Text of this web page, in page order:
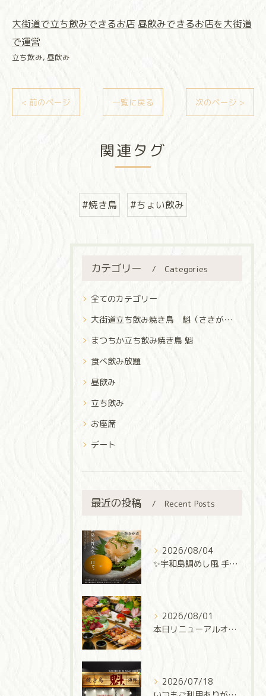
大街道で立ち飲みできるお店 昼飲みできるお店を大街道
で運営
立ち飲み 昼飲み
< 前のページ 一覧に戻る 次のページ >
関連タグ
#焼き鳥 #ちょい飲み
カテゴリー Categories
全てのカテゴリー
大街道立ち飲み焼き鳥 魁（さきがけ）
まつちか立ち飲み焼き鳥 魁
食べ飲み放題
昼飲み
立ち飲み
お座席
デート
最近の投稿 Recent Posts
2026/08/04
✨宇和島鯛めし風 手巻き寿司✨
2026/08/01
本日リニューアルオープン‼️
2026/07/18